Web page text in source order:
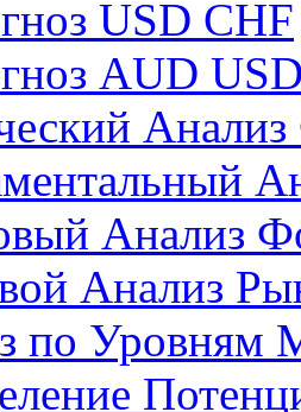
USD CHF
AUD
Анализ
Анализ
по Уровням